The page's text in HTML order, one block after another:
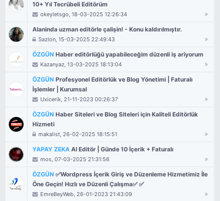
10+ Yıl Tecrübeli Editörüm
okeyletsgo, 18-03-2025 12:26:34
Alaninda uzman editörle çalişin! - Konu kaldırılmıştır.
Sazlon, 15-03-2025 22:49:43
ÖZGÜNHaber editörlüğü yapabileceğim düzenli iş ariyorum
Kazanyaz, 13-03-2025 18:13:04
ÖZGÜNProfesyonel Editörlük ve Blog Yönetimi | Faturalı
İşlemler | Kurumsal
Uxicerik, 21-11-2023 00:26:37
ÖZGÜNHaber Siteleri ve Blog Siteleri için Kaliteli Editörlük
Hizmeti
makalist, 26-02-2025 18:15:51
YAPAY ZEKAAI Editör | Günde 10 İçerik + Faturalı
mos, 07-03-2025 21:31:56
ÖZGÜN✅Wordpress İçerik Giriş ve Düzenleme Hizmetimiz İle
Öne Geçin! Hızlı ve Düzenli Çalışma✅ ✅
EmreBeyWeb, 26-01-2023 21:43:09